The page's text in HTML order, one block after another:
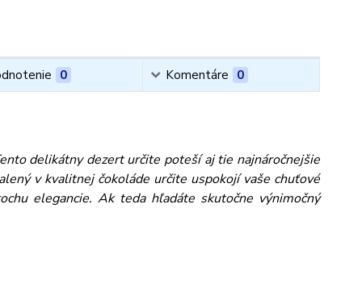
0 Komentáre 0
delikátny dezert určite poteší aj tie najnáročnejšie
v kvalitnej čokoláde určite uspokojí vaše chuťové
elegancie. Ak teda hľadáte skutočne výnimočný